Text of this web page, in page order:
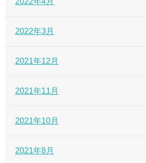
2022年3月
2021年12月
2021年11月
2021年10月
2021年8月